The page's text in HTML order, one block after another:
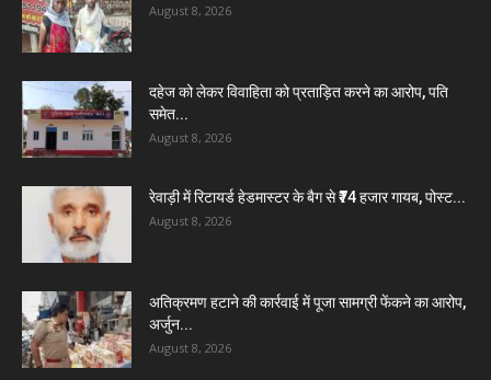
August 8, 2026
दहेज को लेकर विवाहिता को प्रताड़ित करने का आरोप, पति
समेत...
August 8, 2026
रेवाड़ी में रिटायर्ड हेडमास्टर के बैग से ₹74 हजार गायब, पोस्ट...
August 8, 2026
अतिक्रमण हटाने की कार्रवाई में पूजा सामग्री फेंकने का आरोप,
अर्जुन...
August 8, 2026